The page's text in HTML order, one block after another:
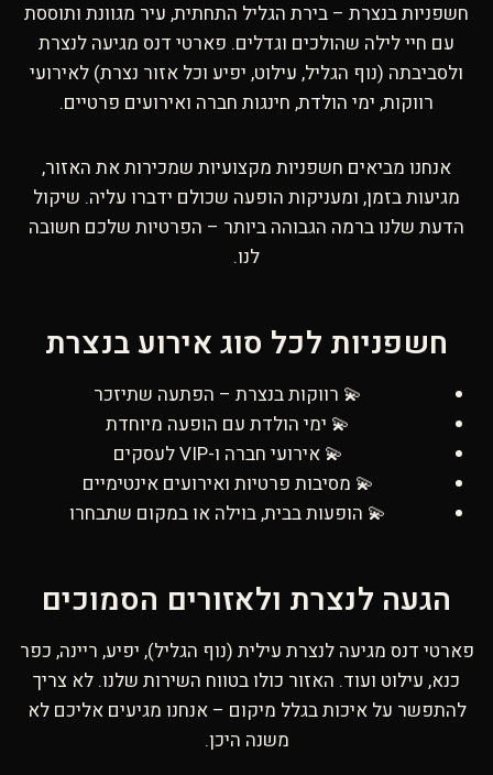
חשפניות בנצרת – בירת הגליל התחתית, עיר מגוונת ותוססת
עם חיי לילה שהולכים וגדלים. פארטי דנס מגיעה לנצרת
ולסביבתה (נוף הגליל, עילוט, יפיע וכל אזור נצרת) לאירועי
רווקות, ימי הולדת, חינגות חברה ואירועים פרטיים.
אנחנו מביאים חשפניות מקצועיות שמכירות את האזור,
מגיעות בזמן, ומעניקות הופעה שכולם ידברו עליה. שיקול
הדעת שלנו ברמה הגבוהה ביותר – הפרטיות שלכם חשובה
לנו.
חשפניות לכל סוג אירוע בנצרת
💫 רווקות בנצרת – הפתעה שתיזכר
💫 ימי הולדת עם הופעה מיוחדת
💫 אירועי חברה ו-VIP לעסקים
💫 מסיבות פרטיות ואירועים אינטימיים
💫 הופעות בבית, בוילה או במקום שתבחרו
הגעה לנצרת ולאזורים הסמוכים
פארטי דנס מגיעה לנצרת עילית (נוף הגליל), יפיע, ריינה, כפר
כנא, עילוט ועוד. האזור כולו בטווח השירות שלנו. לא צריך
להתפשר על איכות בגלל מיקום – אנחנו מגיעים אליכם לא
משנה היכן.